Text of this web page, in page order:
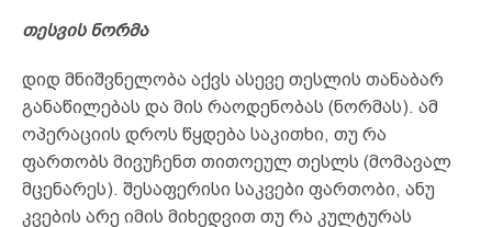
თესვის ნორმა
დიდ მნიშვნელობა აქვს ასევე თესლის თანაბარ
განაწილებას და მის რაოდენობას (ნორმას). ამ
ოპერაციის დროს წყდება საკითხი, თუ რა
ფართობს მივუჩენთ თითოეულ თესლს (მომავალ
მცენარეს). შესაფერისი საკვები ფართობი, ანუ
კვების არე იმის მიხედვით თუ რა კულტურას